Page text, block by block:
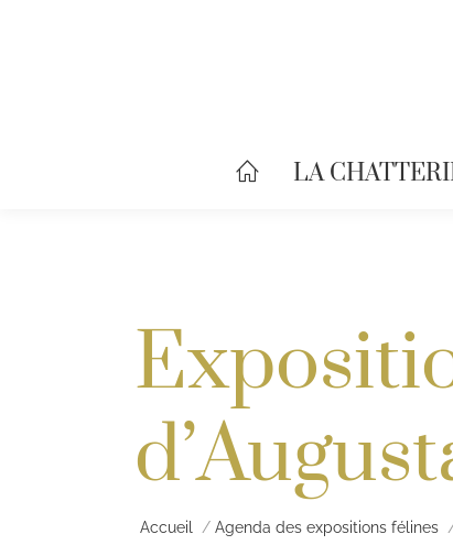
LA
Vous êtes ici :
Accueil Agenda des expositions félines